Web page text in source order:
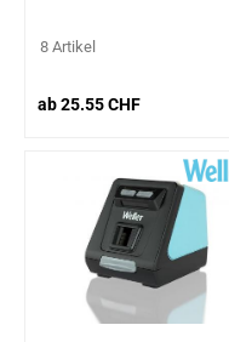
8 Artikel
ab 25.55 CHF